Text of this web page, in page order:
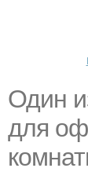
Один
для